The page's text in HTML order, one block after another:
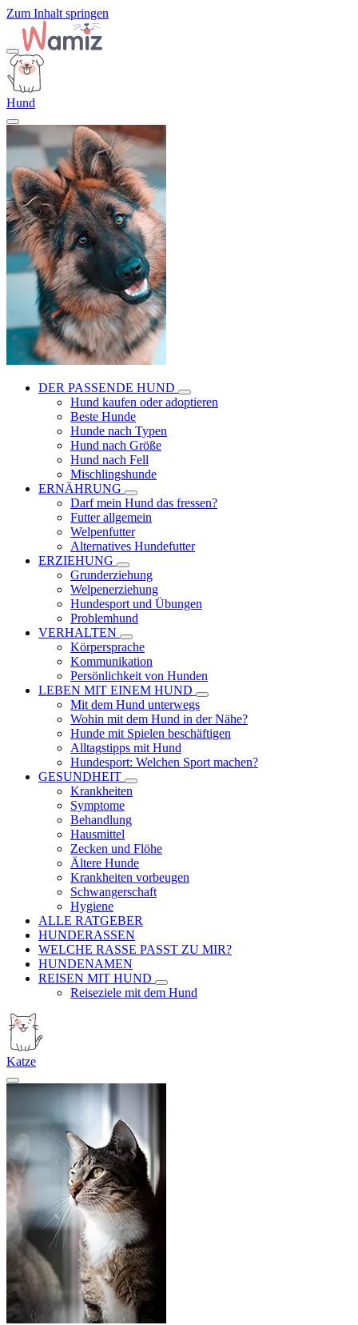
Zum Inhalt springen
Hund
DER PASSENDE HUND
Hund kaufen oder adoptieren
Beste Hunde
Hunde nach Typen
Hund nach Größe
Hund nach Fell
Mischlingshunde
ERNÄHRUNG
Darf mein Hund das fressen?
Futter allgemein
Welpenfutter
Alternatives Hundefutter
ERZIEHUNG
Grunderziehung
Welpenerziehung
Hundesport und Übungen
Problemhund
VERHALTEN
Körpersprache
Kommunikation
Persönlichkeit von Hunden
LEBEN MIT EINEM HUND
Mit dem Hund unterwegs
Wohin mit dem Hund in der Nähe?
Hunde mit Spielen beschäftigen
Alltagstipps mit Hund
Hundesport: Welchen Sport machen?
GESUNDHEIT
Krankheiten
Symptome
Behandlung
Hausmittel
Zecken und Flöhe
Ältere Hunde
Krankheiten vorbeugen
Schwangerschaft
Hygiene
ALLE RATGEBER
HUNDERASSEN
WELCHE RASSE PASST ZU MIR?
HUNDENAMEN
REISEN MIT HUND
Reiseziele mit dem Hund
Katze